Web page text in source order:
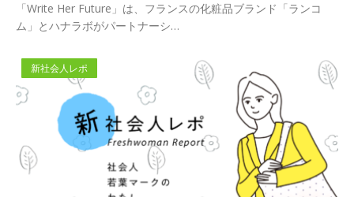
「Write Her Future」は、フランスの化粧品ブランド「ランコ
ム」とハナラボがパートナーシ…
新社会人レポ